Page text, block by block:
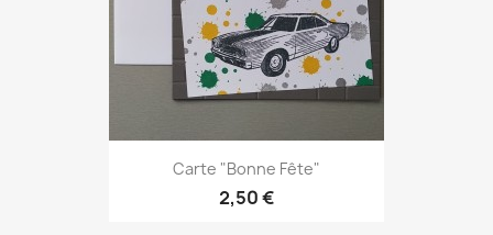
Carte "Bonne Fête"
2,50 €